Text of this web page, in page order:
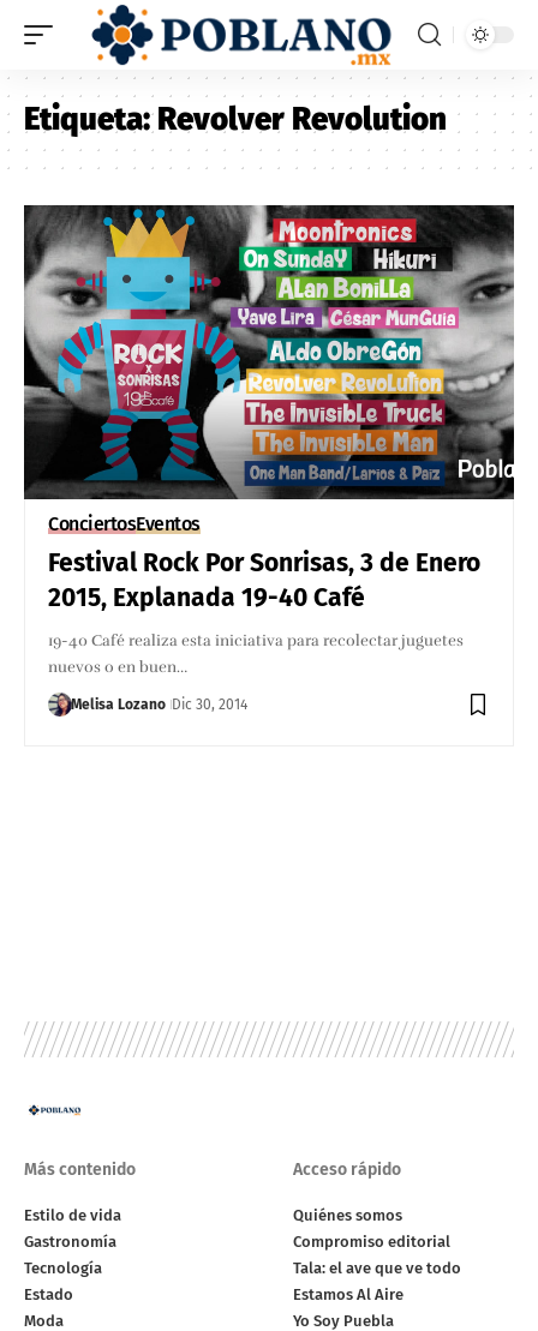
Etiqueta:Revolver Revolution
ConciertosEventos
Festival Rock Por Sonrisas, 3 de Enero
2015, Explanada 19-40 Café
19-40 Café realiza esta iniciativa para recolectar juguetes
nuevos o en buen…
Melisa Lozano Dic 30, 2014
Más contenido
Estilo de vida
Gastronomía
Tecnología
Estado
Moda
Acceso rápido
Quiénes somos
Compromiso editorial
Tala: el ave que ve todo
Estamos Al Aire
Yo Soy Puebla